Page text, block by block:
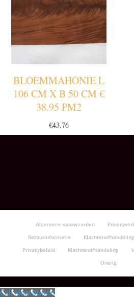
BLOEMMAHONIE L
106 CM X B 50 CM €
38.95 PM2
€43.76
Algemene voorwaarden
Retourinformatie
Klachtenafhandeling
Privacybeleid
Klachtenafhandeling
Overig
Call Now Button